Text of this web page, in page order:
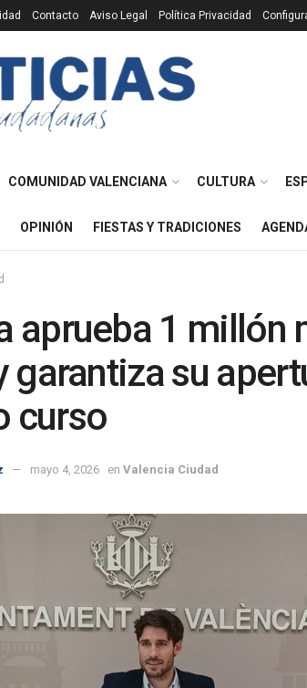
Contacto Aviso Legal Política Privacidad
COMUNIDAD VALENCIANA CULTURA
OPINIÓN FIESTAS Y TRADICIONES
aprueba 1 millón
garantiza su
curso
mayo 4, 2026 en Valencia Ciudad